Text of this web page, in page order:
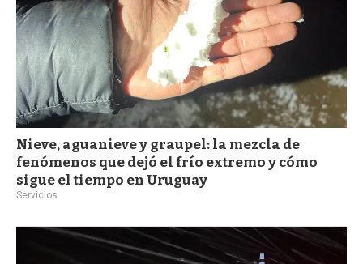
Nieve, aguanieve y graupel: la mezcla de
fenómenos que dejó el frío extremo y cómo
sigue el tiempo en Uruguay
Servicios